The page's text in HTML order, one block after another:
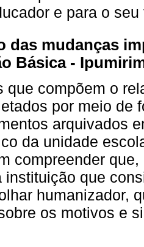
e para o
das mudanças
Básica -
que compõem o
por meio de
arquivados
da unidade
compreender
instituição que
humanizador,
os motivos e